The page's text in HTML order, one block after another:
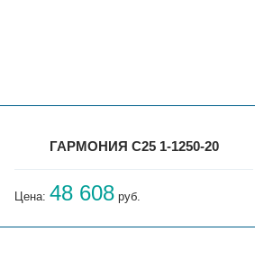
ГАРМОНИЯ С25 1-1250-20
Цена: 48 608 руб.